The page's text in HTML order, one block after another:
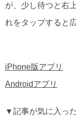
が、少し待つと右
れをタップすると
iPhone版アプリ
Androidアプリ
▼記事が気に入っ